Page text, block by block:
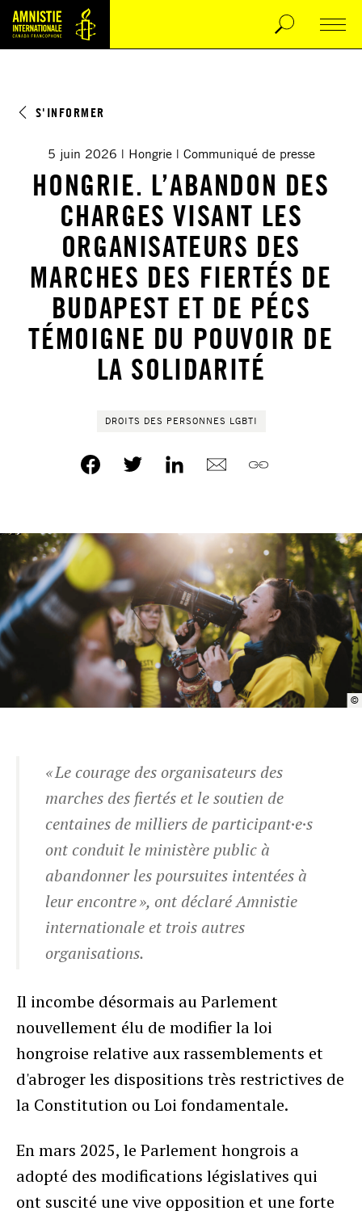
S'INFORMER
5 juin 2026 Hongrie Communiqué de presse
HONGRIE. L’ABANDON DES
CHARGES VISANT LES
ORGANISATEURS DES
MARCHES DES FIERTÉS DE
BUDAPEST ET DE PÉCS
TÉMOIGNE DU POUVOIR DE
LA SOLIDARITÉ
DROITS DES PERSONNES LGBTI
©
« Le courage des organisateurs des
marches des fiertés et le soutien de
centaines de milliers de participant·e·s
ont conduit le ministère public à
abandonner les poursuites intentées à
leur encontre », ont déclaré Amnistie
internationale et trois autres
organisations.
Il incombe désormais au Parlement
nouvellement élu de modifier la loi
hongroise relative aux rassemblements et
d'abroger les dispositions très restrictives de
la Constitution ou Loi fondamentale.
En mars 2025, le Parlement hongrois a
adopté des modifications législatives qui
ont suscité une vive opposition et une forte